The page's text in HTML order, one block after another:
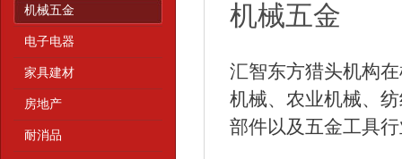
机械五金
电子电器
家具建材
房地产
耐消品
机械五金
汇智东方猎头机构
机械、农业机械、
部件以及五金工具